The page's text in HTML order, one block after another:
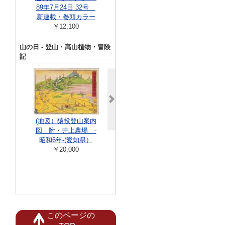
89年7月24日 32号
新連載・巻頭カラー
￥12,100
山の日 - 登山・高山植物・冒険
記
(地図）猿投登山案内
図 附・井上農場 -
昭和6年-(愛知県）
￥20,000
このページの